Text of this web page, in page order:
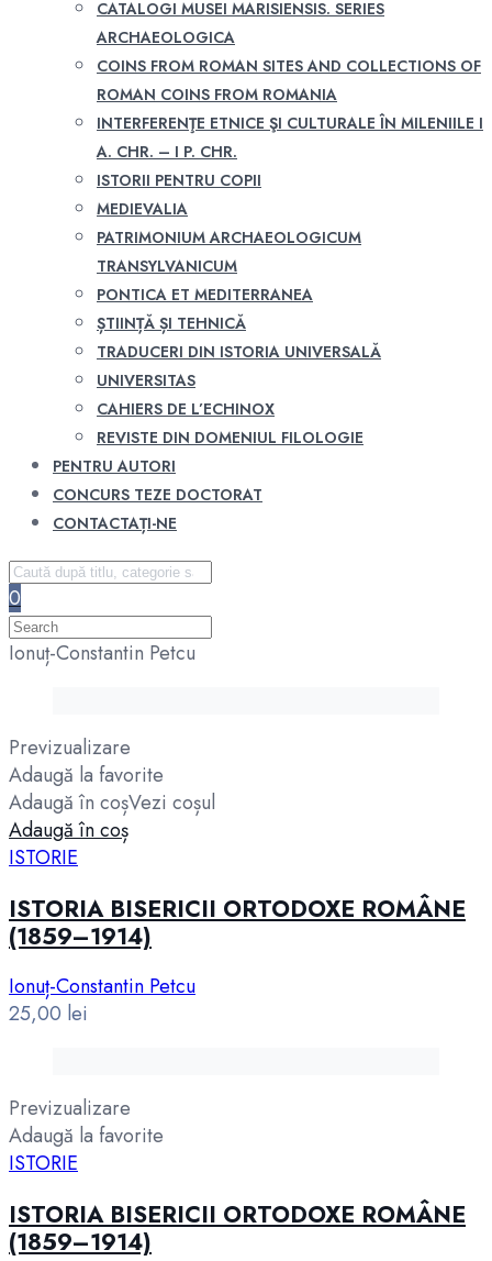
CATALOGI MUSEI MARISIENSIS. SERIES
ARCHAEOLOGICA
COINS FROM ROMAN SITES AND COLLECTIONS OF
ROMAN COINS FROM ROMANIA
INTERFERENŢE ETNICE ŞI CULTURALE ÎN MILENIILE I
A. CHR. – I P. CHR.
ISTORII PENTRU COPII
MEDIEVALIA
PATRIMONIUM ARCHAEOLOGICUM
TRANSYLVANICUM
PONTICA ET MEDITERRANEA
ȘTIINȚĂ ȘI TEHNICĂ
TRADUCERI DIN ISTORIA UNIVERSALĂ
UNIVERSITAS
CAHIERS DE L’ECHINOX
REVISTE DIN DOMENIUL FILOLOGIE
PENTRU AUTORI
CONCURS TEZE DOCTORAT
CONTACTAȚI-NE
0
Ionuț-Constantin Petcu
Previzualizare
Adaugă la favorite
Adaugă în coșVezi coșul
Adaugă în coș
ISTORIE
ISTORIA BISERICII ORTODOXE ROMÂNE
(1859–1914)
Ionuț-Constantin Petcu
25,00 lei
Previzualizare
Adaugă la favorite
ISTORIE
ISTORIA BISERICII ORTODOXE ROMÂNE
(1859–1914)